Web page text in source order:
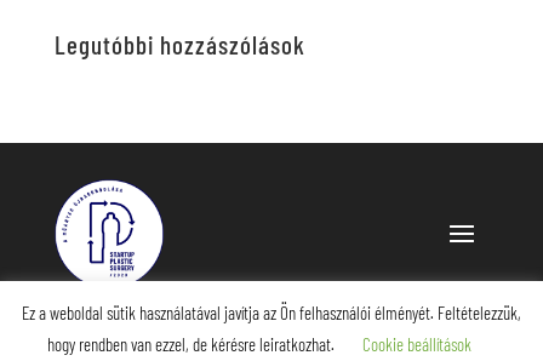
Legutóbbi hozzászólások
Ez a weboldal sütik használatával javítja az Ön felhasználói élményét. Feltételezzük,
hogy rendben van ezzel, de kérésre leiratkozhat.
Cookie beállítások